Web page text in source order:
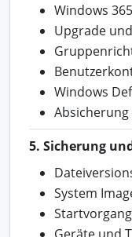
Windows 365
Upgrade
Windows
5. Sicherung
System